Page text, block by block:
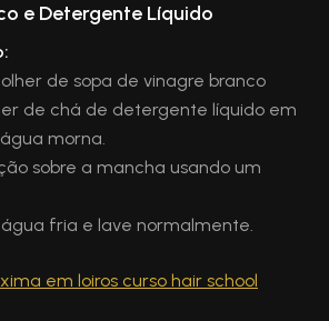
e Detergente Líquido
de sopa de vinagre branco
de chá de detergente líquido em
morna.
sobre a mancha usando um
fria e lave normalmente.